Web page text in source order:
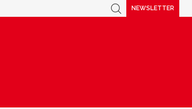
NEWSLETTER